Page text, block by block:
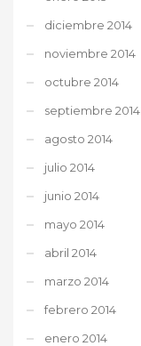
diciembre 2014
noviembre 2014
octubre 2014
septiembre 2014
agosto 2014
julio 2014
junio 2014
mayo 2014
abril 2014
marzo 2014
febrero 2014
enero 2014